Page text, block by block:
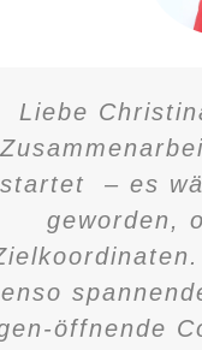
Liebe
– es
geworden,
öffnende